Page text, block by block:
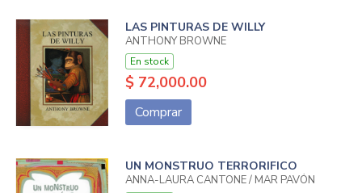
LAS PINTURAS DE WILLY
ANTHONY BROWNE
En stock
$ 72,000.00
Comprar
UN MONSTRUO TERRORIFICO
ANNA-LAURA CANTONE / MAR PAVÓN